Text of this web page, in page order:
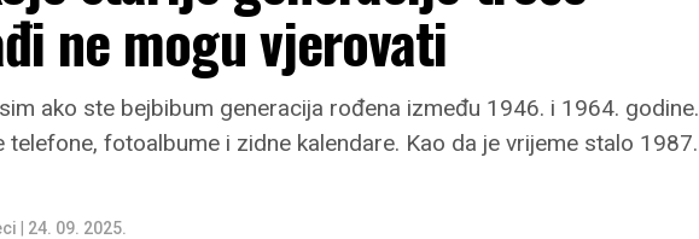
ne mogu vjerovati
ako ste bejbibum generacija rođena između 1946. i 1964. godine.
telefone, fotoalbume i zidne kalendare. Kao da je vrijeme stalo 1987.
24. 09. 2025.